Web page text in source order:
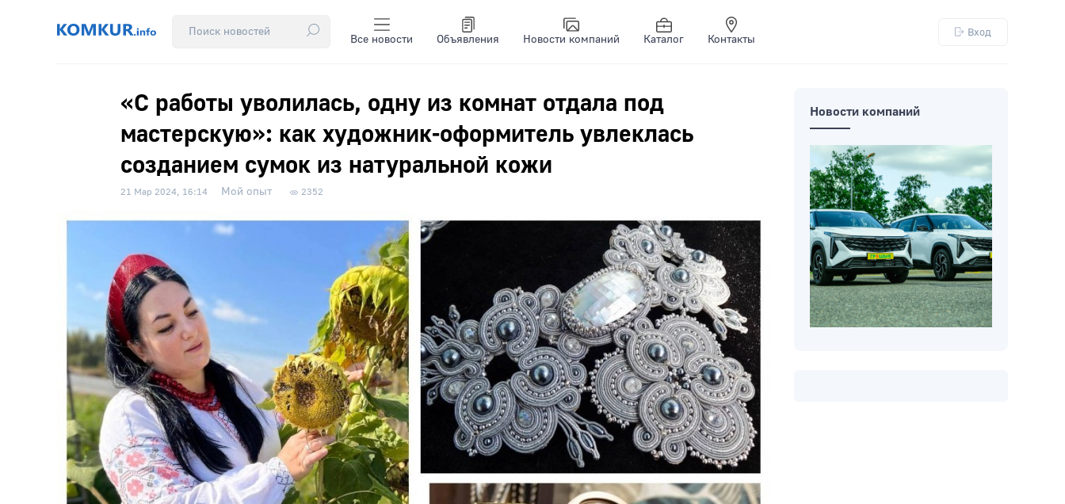
Все новости Объявления Новости компаний Каталог Контакты
Вход
«С работы уволилась, одну из комнат отдала под
мастерскую»: как художник-оформитель увлеклась
созданием сумок из натуральной кожи
21 Мар 2024, 16:14 Мой опыт 2352
Новости компаний